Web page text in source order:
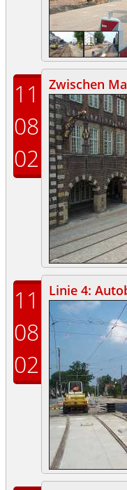
11
08
02
Zwischen
11
08
02
Linie 4: